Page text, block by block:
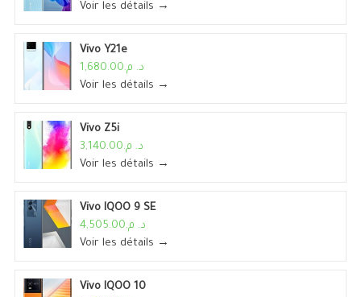
Voir les détails →
Vivo Y21e
د. م.1,680.00
Voir les détails →
Vivo Z5i
د. م.3,140.00
Voir les détails →
Vivo IQOO 9 SE
د. م.4,505.00
Voir les détails →
Vivo IQOO 10